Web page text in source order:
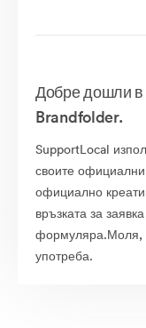
Добре дошли в
Brandfolder.
SupportLocal
своите
официално
връзката за
формуляра.Моля,
употреба.